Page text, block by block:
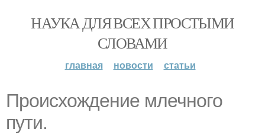
НАУКА ДЛЯ ВСЕХ ПРОСТЫМИ
СЛОВАМИ
главная новости статьи
Происхождение млечного
пути.